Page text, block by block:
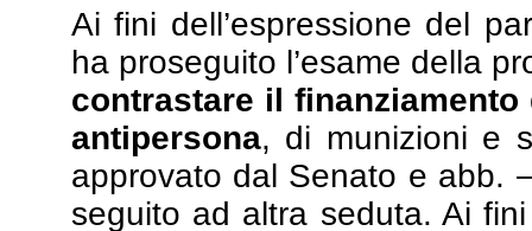
Ai fini dell’espressione del
ha proseguito l’esame della
contrastare il
antipersona, di munizioni e
approvato dal Senato e abb.
seguito ad altra seduta. Ai